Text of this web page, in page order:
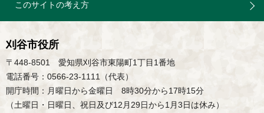
このサイトの考え方
刈谷市役所
〒448-8501 愛知県刈谷市東陽町1丁目1番地
電話番号：0566-23-1111（代表）
開庁時間：月曜日から金曜日 8時30分から17時15分
（土曜日・日曜日、祝日及び12月29日から1月3日は休み）